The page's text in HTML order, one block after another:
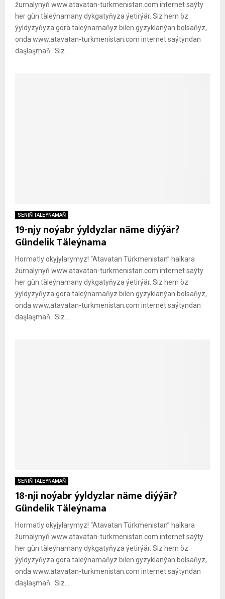
žurnalynyň www.atavatan-turkmenistan.com internet saýty
her gün täleýnamany dykgatyňyza ýetirýär. Siz hem öz
ýyldyzyňyza görä täleýnamaňyz bilen gyzyklanýan bolsaňyz,
onda www.atavatan-turkmenistan.com internet saýtyndan
daşlaşmaň. Siz...
SENIŇ TÄLEÝNAMAŇ
19-njy noýabr ýyldyzlar näme diýýär?
Gündelik Täleýnama
Hormatly okyjylarymyz! “Atavatan Türkmenistan” halkara
žurnalynyň www.atavatan-turkmenistan.com internet saýty
her gün täleýnamany dykgatyňyza ýetirýär. Siz hem öz
ýyldyzyňyza görä täleýnamaňyz bilen gyzyklanýan bolsaňyz,
onda www.atavatan-turkmenistan.com internet saýtyndan
daşlaşmaň. Siz...
SENIŇ TÄLEÝNAMAŇ
18-nji noýabr ýyldyzlar näme diýýär?
Gündelik Täleýnama
Hormatly okyjylarymyz! “Atavatan Türkmenistan” halkara
žurnalynyň www.atavatan-turkmenistan.com internet saýty
her gün täleýnamany dykgatyňyza ýetirýär. Siz hem öz
ýyldyzyňyza görä täleýnamaňyz bilen gyzyklanýan bolsaňyz,
onda www.atavatan-turkmenistan.com internet saýtyndan
daşlaşmaň. Siz...